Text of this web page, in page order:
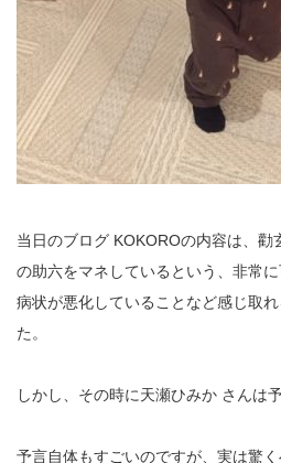
当日のブログ KOKOROの内容は、勸
の助六をマネしているという、非常
病状が悪化していることなど感じ取
た。
しかし、その時に天瀬ひみか さんは
予言自体もすごいのですが、実は驚